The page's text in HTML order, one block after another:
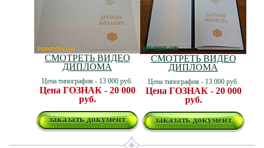
СМОТРЕТЬ ВИДЕО
ДИПЛОМА
Цена типография - 13 000 руб.
Цена ГОЗНАК - 20 000
руб.
заказать документ
СМОТРЕТЬ ВИДЕО
ДИПЛОМА
Цена типография - 13 000 руб.
Цена ГОЗНАК - 20 000
руб.
заказать документ